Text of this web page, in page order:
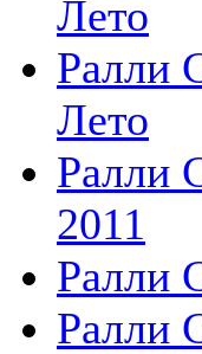
Лето
Ралли
Лето
Ралли
2011
Ралли
Ралли